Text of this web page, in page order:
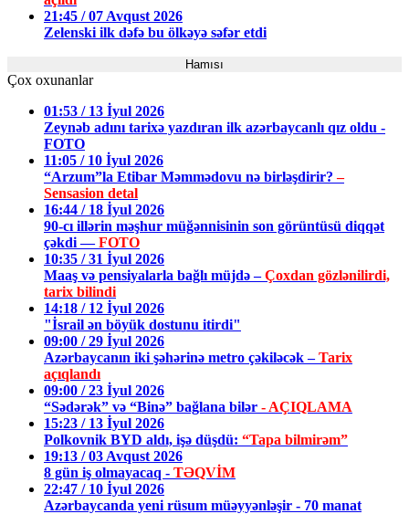
21:45 / 07 Avqust 2026
Zelenski ilk dəfə bu ölkəyə səfər etdi
Hamısı
Çox oxunanlar
01:53 / 13 İyul 2026
Zeynəb adını tarixə yazdıran ilk azərbaycanlı qız oldu -
FOTO
11:05 / 10 İyul 2026
“Arzum”la Etibar Məmmədovu nə birləşdirir?–
Sensasion detal
16:44 / 18 İyul 2026
90-cı illərin məşhur müğənnisinin son görüntüsü diqqət
çəkdi —FOTO
10:35 / 31 İyul 2026
Maaş və pensiyalarla bağlı müjdə –Çoxdan gözlənilirdi,
tarix bilindi
14:18 / 12 İyul 2026
"İsrail ən böyük dostunu itirdi"
09:00 / 29 İyul 2026
Azərbaycanın iki şəhərinə metro çəkiləcək –Tarix
açıqlandı
09:00 / 23 İyul 2026
“Sədərək” və “Binə” bağlana bilər - AÇIQLAMA
15:23 / 13 İyul 2026
Polkovnik BYD aldı, işə düşdü: “Tapa bilmirəm”
19:13 / 03 Avqust 2026
8 gün iş olmayacaq - TƏQVİM
22:47 / 10 İyul 2026
Azərbaycanda yeni rüsum müəyyənləşir - 70 manat